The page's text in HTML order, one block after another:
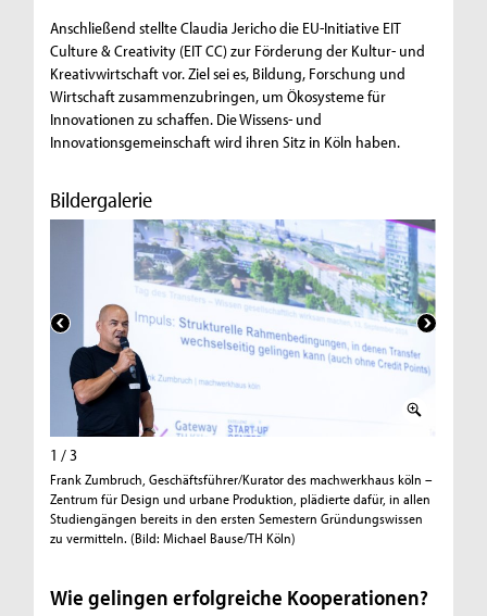
Anschließend stellte Claudia Jericho die EU-Initiative EIT
Culture & Creativity (EIT CC) zur Förderung der Kultur- und
Kreativwirtschaft vor. Ziel sei es, Bildung, Forschung und
Wirtschaft zusammenzubringen, um Ökosysteme für
Innovationen zu schaffen. Die Wissens- und
Innovationsgemeinschaft wird ihren Sitz in Köln haben.
Bildergalerie
1 / 3
Frank Zumbruch, Geschäftsführer/Kurator des machwerkhaus köln –
Zentrum für Design und urbane Produktion, plädierte dafür, in allen
Studiengängen bereits in den ersten Semestern Gründungswissen
zu vermitteln. (Bild: Michael Bause/TH Köln)
Wie gelingen erfolgreiche Kooperationen?